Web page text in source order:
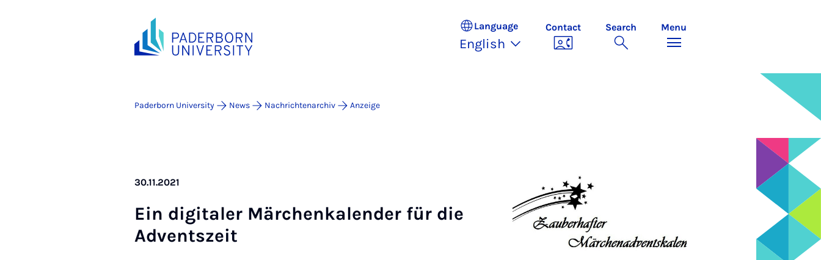
Language
English
Contact Search Menu
Paderborn University News Nachrichtenarchiv Anzeige
30.11.2021
Ein di­gitaler Märchen­kal­ender für die
Ad­vent­szeit